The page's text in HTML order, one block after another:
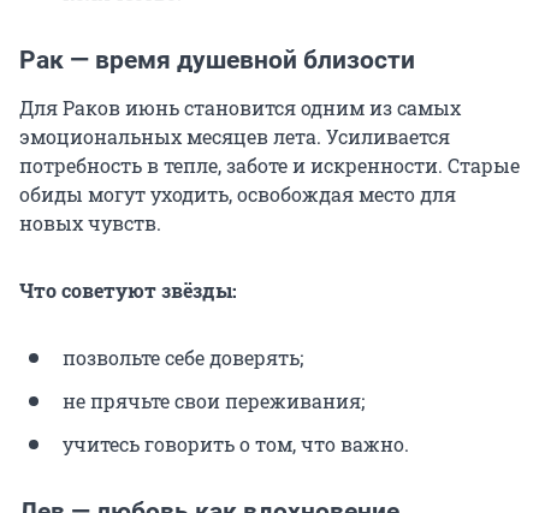
Рак — время душевной близости
Для Раков июнь становится одним из самых
эмоциональных месяцев лета. Усиливается
потребность в тепле, заботе и искренности. Старые
обиды могут уходить, освобождая место для
новых чувств.
Что советуют звёзды:
позвольте себе доверять;
не прячьте свои переживания;
учитесь говорить о том, что важно.